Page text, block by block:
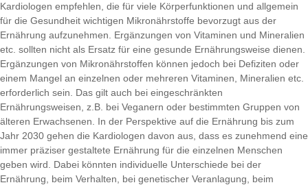
Kardiologen empfehlen, die für viele Körperfunktionen und allgemein
für die Gesundheit wichtigen Mikronährstoffe bevorzugt aus der
Ernährung aufzunehmen. Ergänzungen von Vitaminen und Mineralien
etc. sollten nicht als Ersatz für eine gesunde Ernährungsweise dienen.
Ergänzungen von Mikronährstoffen können jedoch bei Defiziten oder
einem Mangel an einzelnen oder mehreren Vitaminen, Mineralien etc.
erforderlich sein. Das gilt auch bei eingeschränkten
Ernährungsweisen, z.B. bei Veganern oder bestimmten Gruppen von
älteren Erwachsenen. In der Perspektive auf die Ernährung bis zum
Jahr 2030 gehen die Kardiologen davon aus, dass es zunehmend eine
immer präziser gestaltete Ernährung für die einzelnen Menschen
geben wird. Dabei könnten individuelle Unterschiede bei der
Ernährung, beim Verhalten, bei genetischer Veranlagung, beim